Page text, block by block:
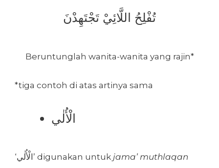
تُفْلِحُ اللَّائِيْ تَجْتَهِدْنَ
Beruntunglah wanita-wanita yang rajin*
*tiga contoh di atas artinya sama
الْأُلٰي
‘الْأُلٰي’ digunakan untuk jama’ muthlaqan